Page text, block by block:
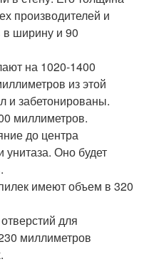
производителей и
в ширину и 90
на 1020-1400
из этой
и забетонированы.
миллиметров.
до центра
Оно будет
имеют объем в 320
для
миллиметров